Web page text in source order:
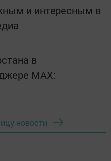
и интересным в
в
MАХ:
новости